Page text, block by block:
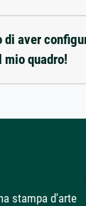
di aver
quadro!
stampa d'arte